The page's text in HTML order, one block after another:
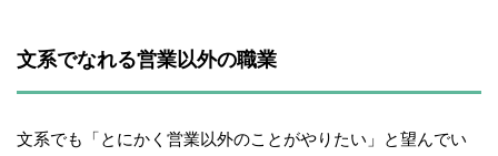
文系でなれる営業以外の職業
文系でも「とにかく営業以外のことがやりたい」と望んでい